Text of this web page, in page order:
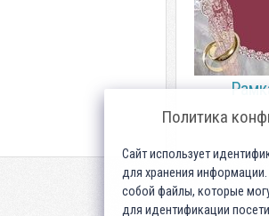
Политика
Сайт использует
для хранения
собой файлы, которые
для идентификации